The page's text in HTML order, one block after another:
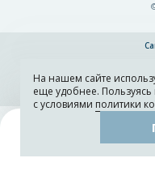
Каталог
Разработка
На нашем сайте
еще удобнее.
с условиями политики